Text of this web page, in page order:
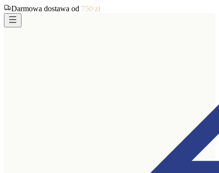
Darmowa dostawa od 750 zł